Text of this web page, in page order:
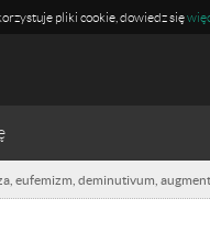
pliki cookie, dowiedz się
eufemizm, deminutivum,